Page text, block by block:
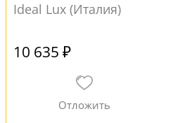
Ideal Lux (Италия)
10 635 ₽